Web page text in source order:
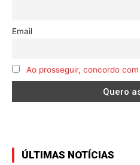
Email
Ao prosseguir, concordo
ÚLTIMAS NOTÍCIAS